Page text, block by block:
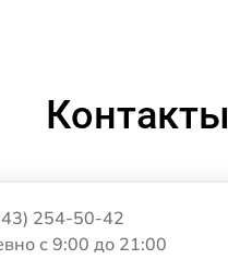
Контакты
254-50-42
с 9:00 до 21:00